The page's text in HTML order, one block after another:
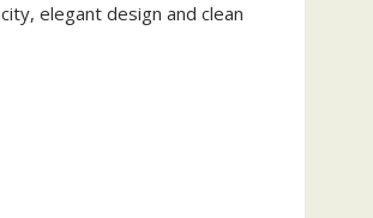
elegant design and clean